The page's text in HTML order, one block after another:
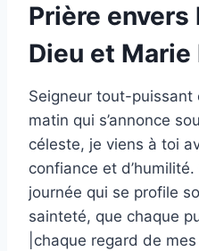
Prière envers
Dieu et Marie
Seigneur tout-puissant
matin qui s’annonce
céleste, je viens à toi
confiance et
journée qui se profile
sainteté, que chaque
|chaque regard de